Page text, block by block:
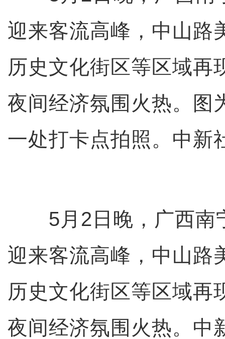
迎来客流高峰，中山路
历史文化街区等区域再
夜间经济氛围火热。图
一处打卡点拍照。中新
5月2日晚，广西南
迎来客流高峰，中山路
历史文化街区等区域再
夜间经济氛围火热。中